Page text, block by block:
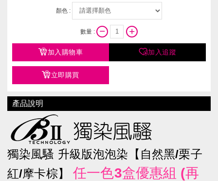
顏色 :
數量 :
加入購物車 加入追蹤
立即購買
產品說明
獨染風騷 升級版泡泡染【自然黑/栗子
紅/摩卡棕】任一色3盒優惠組 (再